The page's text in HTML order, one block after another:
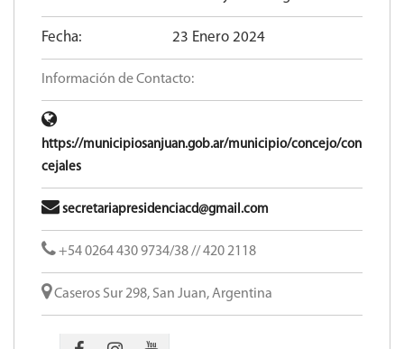
Fecha: 23 Enero 2024
Información de Contacto:
https://municipiosanjuan.gob.ar/municipio/concejo/con
cejales
secretariapresidenciacd@gmail.com
+54 0264 430 9734/38 // 420 2118
Caseros Sur 298, San Juan, Argentina